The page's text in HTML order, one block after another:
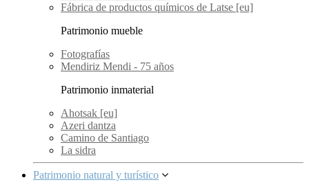
Fábrica de productos químicos de Latse [eu]
Patrimonio mueble
Fotografías
Mendiriz Mendi - 75 años
Patrimonio inmaterial
Ahotsak [eu]
Azeri dantza
Camino de Santiago
La sidra
Patrimonio natural y turístico